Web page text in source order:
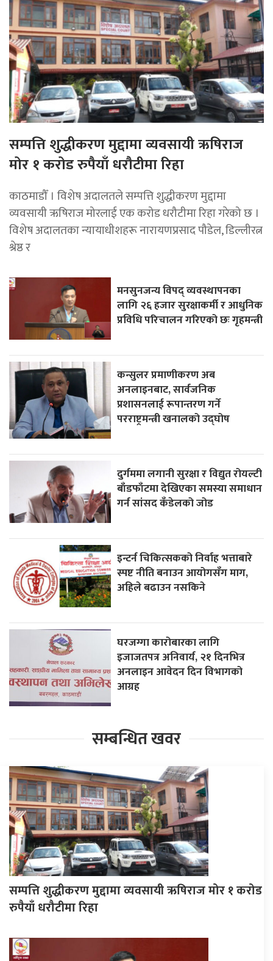
सम्पत्ति शुद्धीकरण मुद्दामा व्यवसायी ऋषिराज
मोर १ करोड रुपैयाँ धरौटीमा रिहा
काठमाडौँ । विशेष अदालतले सम्पत्ति शुद्धीकरण मुद्दामा
व्यवसायी ऋषिराज मोरलाई एक करोड धरौटीमा रिहा गरेको छ ।
विशेष अदालतका न्यायाधीशहरू नारायणप्रसाद पौडेल, डिल्लीरत्न
श्रेष्ठ र
मनसुनजन्य विपद् व्यवस्थापनका
लागि २६ हजार सुरक्षाकर्मी र आधुनिक
प्रविधि परिचालन गरिएको छः गृहमन्त्री
कन्सुलर प्रमाणीकरण अब
अनलाइनबाट, सार्वजनिक
प्रशासनलाई रूपान्तरण गर्ने
परराष्ट्रमन्त्री खनालको उद्घोष
दुर्गममा लगानी सुरक्षा र विद्युत रोयल्टी
बाँडफाँटमा देखिएका समस्या समाधान
गर्न सांसद कँडेलको जोड
इन्टर्न चिकित्सकको निर्वाह भत्ताबारे
स्पष्ट नीति बनाउन आयोगसँग माग,
अहिले बढाउन नसकिने
घरजग्गा कारोबारका लागि
इजाजतपत्र अनिवार्य, २१ दिनभित्र
अनलाइन आवेदन दिन विभागको
आग्रह
सम्बन्धित खवर
सम्पत्ति शुद्धीकरण मुद्दामा व्यवसायी ऋषिराज मोर १ करोड
रुपैयाँ धरौटीमा रिहा